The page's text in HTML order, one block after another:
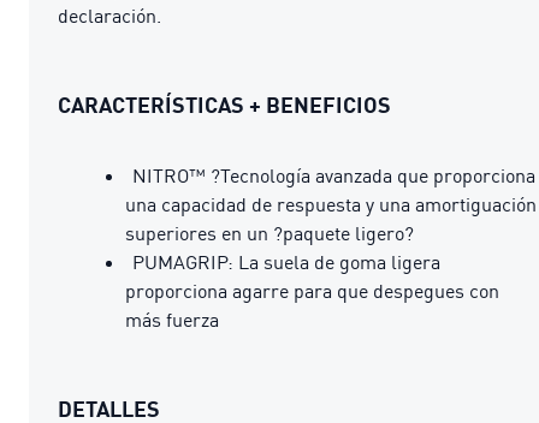
declaración.
CARACTERÍSTICAS + BENEFICIOS
NITRO™ ?Tecnología avanzada que proporciona
una capacidad de respuesta y una amortiguación
superiores en un ?paquete ligero?
PUMAGRIP: La suela de goma ligera
proporciona agarre para que despegues con
más fuerza
DETALLES